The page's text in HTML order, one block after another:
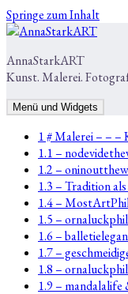
Springe zum Inhalt
AnnaStarkART
Kunst. Malerei.
Menü und Widgets
1 # Malerei – – –
1.1 –
1.2 –
1.3 – Tradition
1.4 –
1.5 –
1.6 –
1.7 –
1.8 –
1.9 – mandalalife